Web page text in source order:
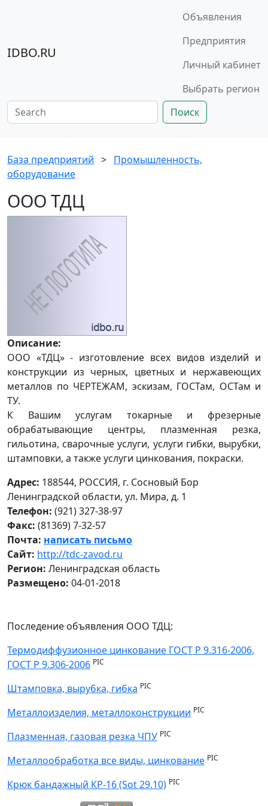
IDBO.RU
Объявления
Предприятия
Личный кабинет
Выбрать регион
Поиск
База предприятий > Промышленность,
оборудование
ООО ТДЦ
Описание:
ООО «ТДЦ» - изготовление всех видов изделий и
конструкции из черных, цветных и нержавеющих
металлов по ЧЕРТЕЖАМ, эскизам, ГОСТам, ОСТам и
ТУ.
К Вашим услугам токарные и фрезерные
обрабатывающие центры, плазменная резка,
гильотина, сварочные услуги, услуги гибки, вырубки,
штамповки, а также услуги цинкования, покраски.
Адрес: 188544, РОССИЯ, г. Сосновый Бор
Ленинградской области, ул. Мира, д. 1
Телефон: (921) 327-38-97
Факс: (81369) 7-32-57
Почта: написать письмо
Сайт: http://tdc-zavod.ru
Регион: Ленинградская область
Размещено: 04-01-2018
Последение объявления ООО ТДЦ:
Термодиффузионное цинкование ГОСТ Р 9.316-2006,
ГОСТ Р 9.306-2006 PIC
Штамповка, вырубка, гибка PIC
Металлоизделия, металлоконструкции PIC
Плазменная, газовая резка ЧПУ PIC
Металлообработка все виды, цинкование PIC
Крюк бандажный КР-16 (Sot 29.10) PIC